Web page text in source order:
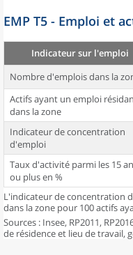
EMP T5 - Emploi et
Indicateur sur l'emploi
Nombre d'emplois dans la
Actifs ayant un emploi
dans la zone
Indicateur de concentration
d'emploi
Taux d'activité parmi les 15
ou plus en %
L'indicateur de concentration
dans la zone pour 100 actifs
Sources : Insee, RP2011,
de résidence et lieu de travail,